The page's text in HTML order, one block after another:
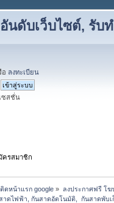
นดับเว็บไซต์, รับ
อ ลงทะเบียน
ซสชั่น
ครสมาชิก
ดหน้าแรก google » ลงประกาศฟรี โ
าดไฟฟ้า, กันสาดอัตโนมัติ,  กันสาดพับเ